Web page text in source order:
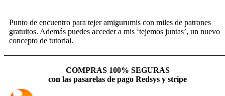
Punto de encuentro para tejer amigurumis con miles de patrones
gratuitos. Además puedes acceder a mis ‘tejemos juntas’, un nuevo
concepto de tutorial.
COMPRAS 100% SEGURAS
con las pasarelas de pago Redsys y stripe